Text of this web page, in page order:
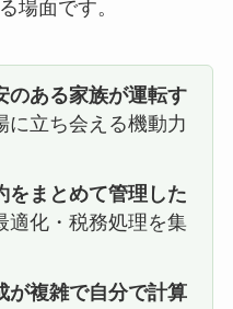
場面です。
のある家族が運転す
に立ち会える機動力
をまとめて管理した
適化・税務処理を集
が複雑で自分で計算